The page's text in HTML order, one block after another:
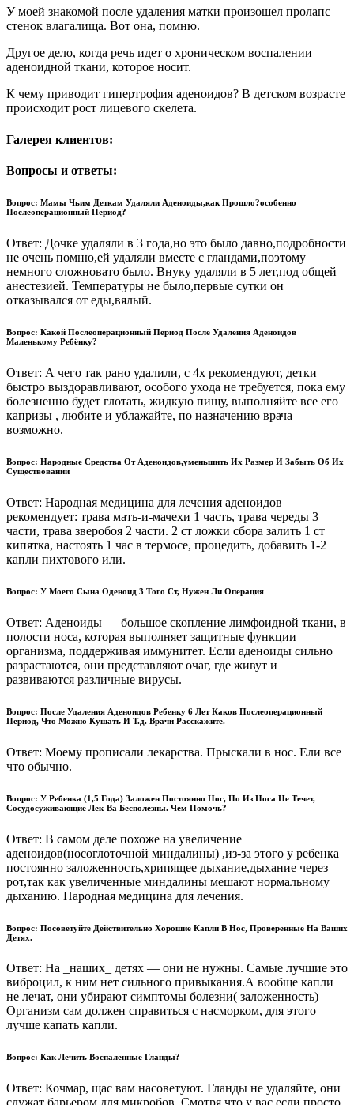
У моей знакомой после удаления матки произошел пролапс
стенок влагалища. Вот она, помню.
Другое дело, когда речь идет о хроническом воспалении
аденоидной ткани, которое носит.
К чему приводит гипертрофия аденоидов? В детском возрасте
происходит рост лицевого скелета.
Галерея клиентов:
Вопросы и ответы:
Вопрос: Мамы Чьим Деткам Удаляли Аденоиды,как Прошло?особенно
Послеоперационный Период?
Ответ: Дочке удаляли в 3 года,но это было давно,подробности
не очень помню,ей удаляли вместе с гландами,поэтому
немного сложновато было. Внуку удаляли в 5 лет,под общей
анестезией. Температуры не было,первые сутки он
отказывался от еды,вялый.
Вопрос: Какой Послеоперационный Период После Удаления Аденоидов
Маленькому Ребёнку?
Ответ: А чего так рано удалили, с 4х рекомендуют, детки
быстро выздоравливают, особого ухода не требуется, пока ему
болезненно будет глотать, жидкую пищу, выполняйте все его
капризы , любите и ублажайте, по назначению врача
возможно.
Вопрос: Народные Средства От Аденоидов,уменьшить Их Размер И Забыть Об Их
Существовании
Ответ: Народная медицина для лечения аденоидов
рекомендует: трава мать-и-мачехи 1 часть, трава череды 3
части, трава зверобоя 2 части. 2 ст ложки сбора залить 1 ст
кипятка, настоять 1 час в термосе, процедить, добавить 1-2
капли пихтового или.
Вопрос: У Моего Сына Оденоид 3 Того Ст, Нужен Ли Операция
Ответ: Аденоиды — большое скопление лимфоидной ткани, в
полости носа, которая выполняет защитные функции
организма, поддерживая иммунитет. Если аденоиды сильно
разрастаются, они представляют очаг, где живут и
развиваются различные вирусы.
Вопрос: После Удаления Аденоидов Ребенку 6 Лет Каков Послеоперационный
Период, Что Можно Кушать И Т.д. Врачи Расскажите.
Ответ: Моему прописали лекарства. Прыскали в нос. Ели все
что обычно.
Вопрос: У Ребенка (1,5 Года) Заложен Постоянно Нос, Но Из Носа Не Течет,
Сосудосуживающие Лек-Ва Бесполезны. Чем Помочь?
Ответ: В самом деле похоже на увеличение
аденоидов(носоглоточной миндалины) ,из-за этого у ребенка
постоянно заложенность,хрипящее дыхание,дыхание через
рот,так как увеличенные миндалины мешают нормальному
дыханию. Народная медицина для лечения.
Вопрос: Посоветуйте Действительно Хорошие Капли В Нос, Проверенные На Ваших
Детях.
Ответ: На _наших_ детях — они не нужны. Самые лучшие это
виброцил, к ним нет сильного привыкания.А вообще капли
не лечат, они убирают симптомы болезни( заложенность)
Организм сам должен справиться с насморком, для этого
лучше капать капли.
Вопрос: Как Лечить Воспаленные Гланды?
Ответ: Кочмар, щас вам насоветуют. Гланды не удаляйте, они